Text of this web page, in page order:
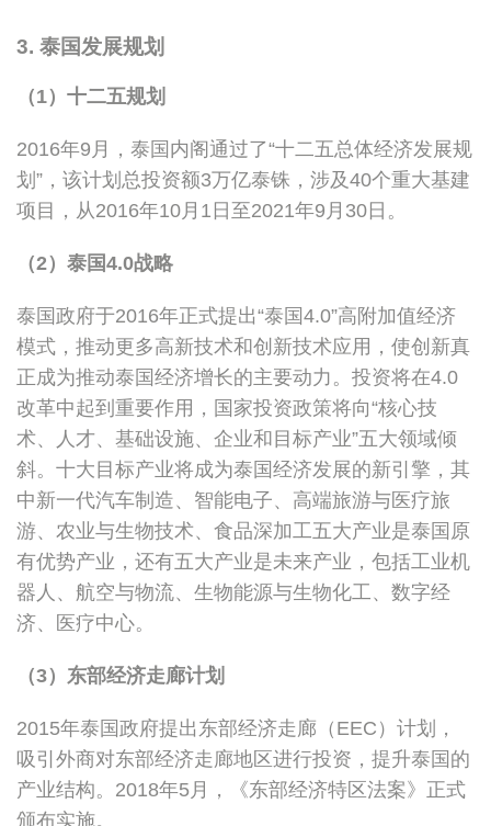
3. 泰国发展规划
（1）十二五规划
2016年9月，泰国内阁通过了“十二五总体经济发展规
划”，该计划总投资额3万亿泰铢，涉及40个重大基建
项目，从2016年10月1日至2021年9月30日。
（2）泰国4.0战略
泰国政府于2016年正式提出“泰国4.0”高附加值经济
模式，推动更多高新技术和创新技术应用，使创新真
正成为推动泰国经济增长的主要动力。投资将在4.0
改革中起到重要作用，国家投资政策将向“核心技
术、人才、基础设施、企业和目标产业”五大领域倾
斜。十大目标产业将成为泰国经济发展的新引擎，其
中新一代汽车制造、智能电子、高端旅游与医疗旅
游、农业与生物技术、食品深加工五大产业是泰国原
有优势产业，还有五大产业是未来产业，包括工业机
器人、航空与物流、生物能源与生物化工、数字经
济、医疗中心。
（3）东部经济走廊计划
2015年泰国政府提出东部经济走廊（EEC）计划，
吸引外商对东部经济走廊地区进行投资，提升泰国的
产业结构。2018年5月，《东部经济特区法案》正式
颁布实施。